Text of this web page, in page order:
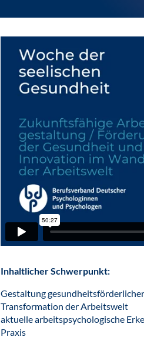
Inhaltlicher Schwerpunkt:
Gestaltung
Transformation der Arbeitswelt
aktuelle arbeitspsychologische
Praxis